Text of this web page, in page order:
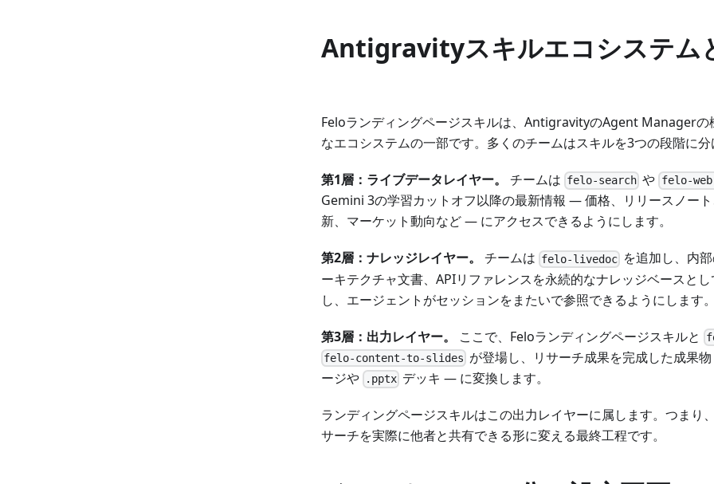
Antigravityスキルエコシステム
Feloランディングページスキルは、AntigravityのAgent Managerの
なエコシステムの一部です。多くのチームはスキルを3つの段階に分
第1層：ライブデータレイヤー。 チームは felo-search や felo-
Gemini 3の学習カットオフ以降の最新情報 — 価格、リリースノー
新、マーケット動向など — にアクセスできるようにします。
第2層：ナレッジレイヤー。 チームは felo-livedoc を追加し、内
ーキテクチャ文書、APIリファレンスを永続的なナレッジベースと
し、エージェントがセッションをまたいで参照できるようにします。
第3層：出力レイヤー。 ここで、Feloランディングページスキルと
felo-content-to-slides が登場し、リサーチ成果を完成した成果
ージや
.pptx デッキ — に変換します。
ランディングページスキルはこの出力レイヤーに属します。つまり
サーチを実際に他者と共有できる形に変える最終工程です。